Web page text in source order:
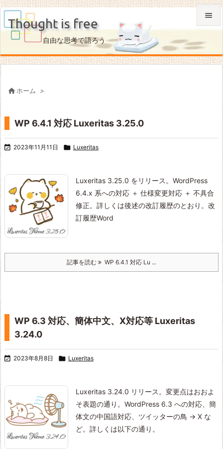
Thought is free
自由な思考で語ろう

メニュ


 ホーム >
WP 6.4.1 対応 Luxeritas 3.25.0
 2023年11月11日  Luxeritas
Luxeritas 3.25.0 をリリース。 WordPress
6.4.x 系への対応 ＋ 仕様変更対応 ＋ 不具合
修正。詳しくは後述の改訂履歴のとおり。 改
訂履歴Word
記事を読む WP 6.4.1 対応 Lu ...
WP 6.3 対応、簡体中文、X対応等 Luxeritas
3.24.0
 2023年8月8日  Luxeritas
Luxeritas 3.24.0 リリース。 変更点はおおよ
そ表題の通り。WordPress 6.3 への対応、簡
体文の中国語対応、ツイッターの鳥 → X な
ど。 詳しくは以下の通り。